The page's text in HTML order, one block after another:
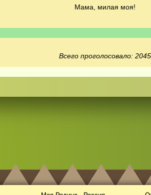
Мама, милая моя!
Всего проголосовало: 2045